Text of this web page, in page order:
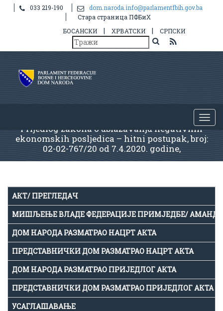
033 219-190
dom.naroda.info@parlamentfbih.gov.ba
Стара страница ПФБиХ
БОСАНСКИ
| ХРВАТСКИ | СРПСКИ
Prijedlog zakona o ublažavanju negativnih
ekonomskih posljedica – hitni postupak, broj:
02-02-767/20 оd 7.4.2020. godine,
АКТ/ ПРЕГЛЕДАЧ
МИШЉЕЊЕ ВЛАДЕ ФЕДЕРАЦИЈЕ ПРИМЈЕДБЕ/
ДОМ НАРОДА РАЗМАТРАО НАЦРТ АКТА
ПРЕДСТАВНИЧКИ ДОМ РАЗМАТРАО НАЦРТ АКТА
ДОМ НАРОДА РАЗМАТРАО ПРИЈЕДЛОГ АКТА
ПРЕДСТАВНИЧКИ ДОМ РАЗМАТРАО ПРИЈЕДЛОГ АКТА
УСАГЛАШАВАЊЕ